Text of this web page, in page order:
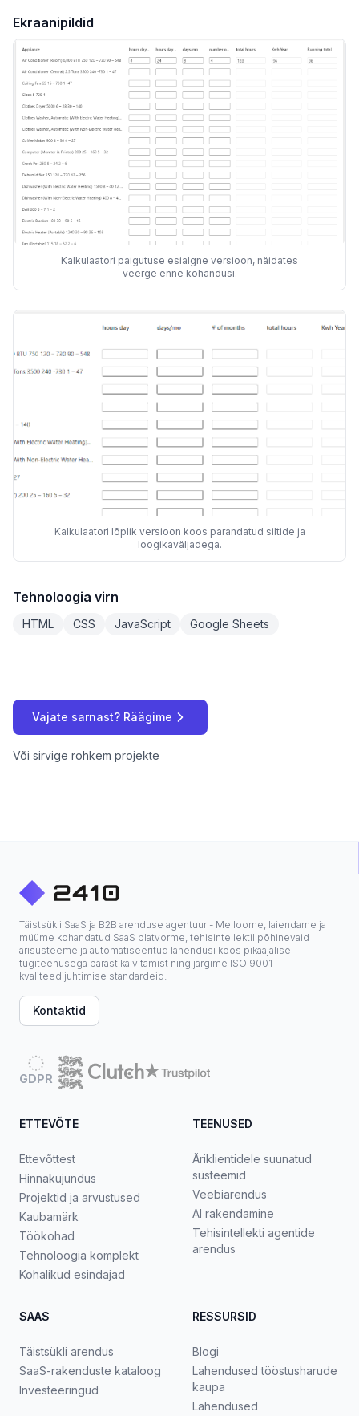
Ekraanipildid
Kalkulaatori paigutuse esialgne versioon, näidates
veerge enne kohandusi.
Kalkulaatori lõplik versioon koos parandatud siltide ja
loogikaväljadega.
Tehnoloogia virn
HTML CSS JavaScript Google Sheets
Vajate sarnast? Räägime
Või sirvige rohkem projekte
Täistsükli SaaS ja B2B arenduse agentuur - Me loome, laiendame ja
müüme kohandatud SaaS platvorme, tehisintellektil põhinevaid
ärisüsteeme ja automatiseeritud lahendusi koos pikaajalise
tugiteenusega pärast käivitamist ning järgime ISO 9001
kvaliteedijuhtimise standardeid.
Kontaktid
GDPR
ETTEVÕTE
Ettevõttest
Hinnakujundus
Projektid ja arvustused
Kaubamärk
Töökohad
Tehnoloogia komplekt
Kohalikud esindajad
TEENUSED
Äriklientidele suunatud
süsteemid
Veebiarendus
AI rakendamine
Tehisintellekti agentide
arendus
SAAS
Täistsükli arendus
SaaS-rakenduste kataloog
Investeeringud
RESSURSID
Blogi
Lahendused tööstusharude
kaupa
Lahendused